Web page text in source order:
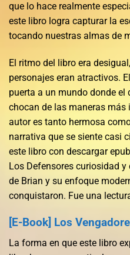
que lo hace realmente
este libro logra capturar la
tocando nuestras almas de
El ritmo del libro era
personajes eran atractivos.
puerta a un mundo donde
chocan de las maneras más
autor es tanto hermosa
narrativa que se siente casi
este libro con descargar
Los Defensores curiosidad
de Brian y su enfoque
conquistaron. Fue una
[E-Book] Los
La forma en que este libro